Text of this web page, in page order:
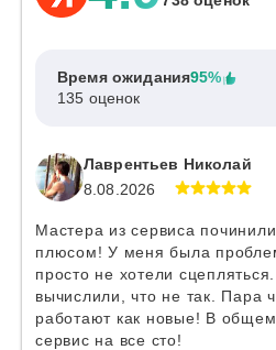
Время ожидания95%
135 оценок
Лаврентьев Николай
8.08.2026
Мастера из сервиса
плюсом! У меня была
просто не хотели
вычислили, что не так. Пара
работают как новые! В
сервис на все сто!